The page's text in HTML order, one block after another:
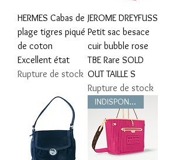
HERMES Cabas de
plage tigres piqué
de coton
Excellent état
Rupture de stock
JEROME DREYFUSS
Petit sac besace
cuir bubble rose
TBE Rare SOLD
OUT TAILLE S
Rupture de stock
INDISPONIBLE